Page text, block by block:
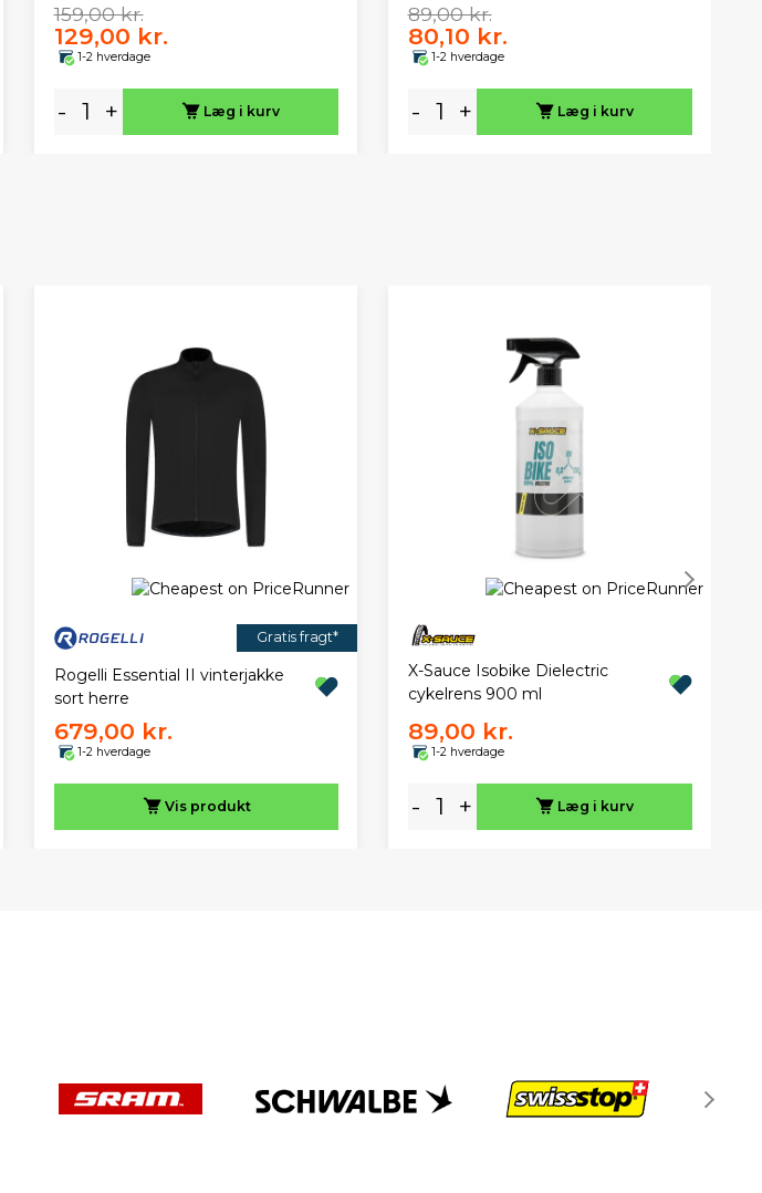
159,00 kr.
129,00 kr.
1-2 hverdage
- + Læg i kurv
89,00 kr.
80,10 kr.
1-2 hverdage
- + Læg i kurv
Gratis fragt*
Rogelli Essential II vinterjakke
sort herre
679,00 kr.
1-2 hverdage
Vis produkt
X-Sauce Isobike Dielectric
cykelrens 900 ml
89,00 kr.
1-2 hverdage
- + Læg i kurv